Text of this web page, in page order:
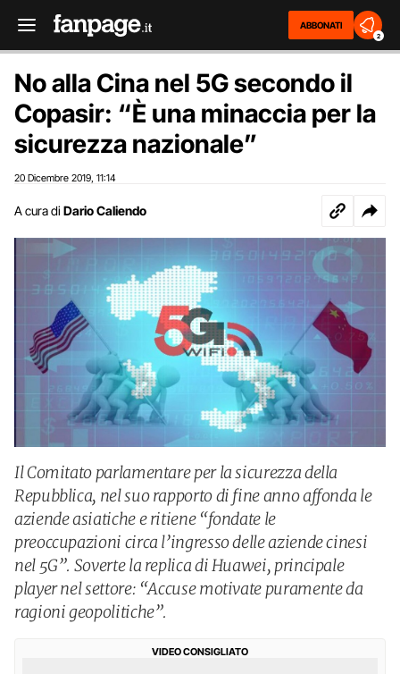
ABBONATI
2
No alla Cina nel 5G secondo il
Copasir: “È una minaccia per la
sicurezza nazionale”
20 Dicembre 2019 11:14
A cura di Dario Caliendo
Il Comitato parlamentare per la sicurezza della
Repubblica, nel suo rapporto di fine anno affonda le
aziende asiatiche e ritiene “fondate le
preoccupazioni circa l’ingresso delle aziende cinesi
nel 5G”. Soverte la replica di Huawei, principale
player nel settore: “Accuse motivate puramente da
ragioni geopolitiche”.
VIDEO CONSIGLIATO